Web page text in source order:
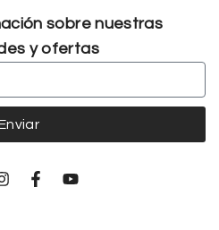
sobre nuestras
y ofertas